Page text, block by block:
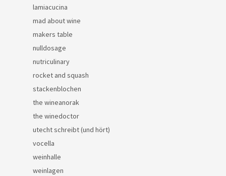
lamiacucina
mad about wine
makers table
nulldosage
nutriculinary
rocket and squash
stackenblochen
the wineanorak
the winedoctor
utecht schreibt (und hört)
vocella
weinhalle
weinlagen